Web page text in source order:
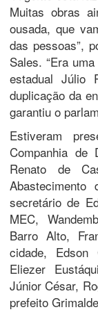
Muitas obras
ousada, que
das pessoas”,
Sales. “Era
estadual Júlio
duplicação da
garantiu o
Estiveram
Companhia de
Renato de
secretário de
MEC,
Barro Alto,
cidade, Edson
Eliezer
Júnior César,
prefeito